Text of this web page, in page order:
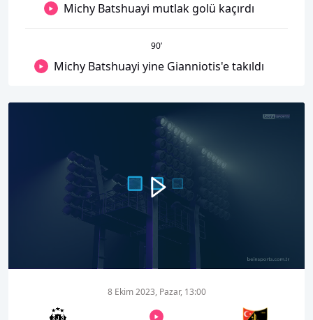
Michy Batshuayi mutlak golü kaçırdı
90’
Michy Batshuayi yine Gianniotis'e takıldı
8 Ekim 2023, Pazar, 13:00